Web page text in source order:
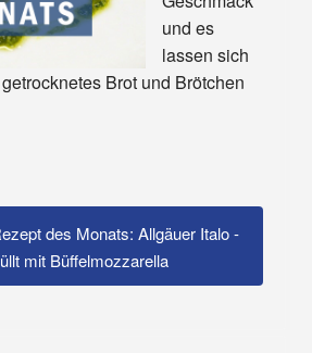
und es
lassen sich
Brot und Brötchen
des Monats: Allgäuer Italo -
mit Büffelmozzarella